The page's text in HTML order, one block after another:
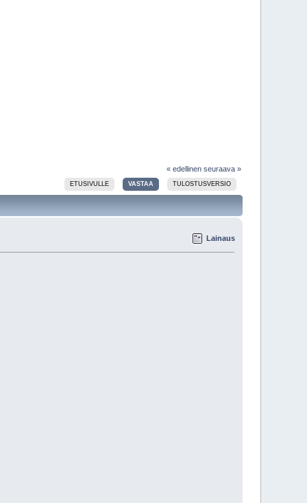
« edellinen seuraava »
ETUSIVULLE VASTAA TULOSTUSVERSIO
Lainaus